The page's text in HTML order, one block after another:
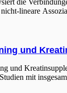
lineare
und
und
mit